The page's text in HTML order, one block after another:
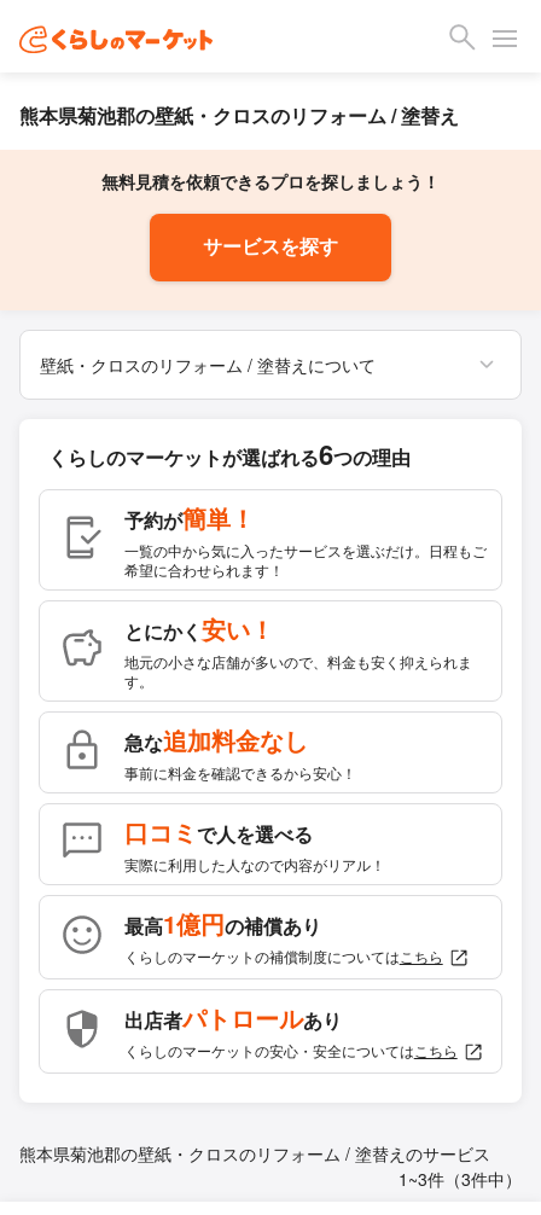
熊本県菊池郡の壁紙・クロスのリフォーム / 塗替え
無料見積を依頼できるプロを探しましょう！
サービスを探す
壁紙・クロスのリフォーム / 塗替えについて
くらしのマーケットが選ばれる6つの理由
予約が簡単！
一覧の中から気に入ったサービスを選ぶだけ。日程もご
希望に合わせられます！
とにかく 安い！
地元の小さな店舗が多いので、料金も安く抑えられま
す。
急な追加料金なし
事前に料金を確認できるから安心！
口コミで人を選べる
実際に利用した人なので内容がリアル！
最高1億円の補償あり
くらしのマーケットの補償制度については こちら
出店者パトロールあり
くらしのマーケットの安心・安全については こちら
熊本県菊池郡の壁紙・クロスのリフォーム / 塗替えのサービス
1~3件（3件中）